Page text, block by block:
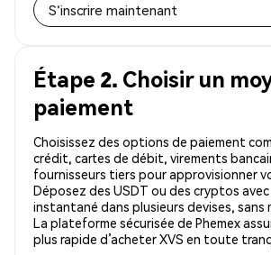
S'inscrire maintenant
Étape 2. Choisir un
paiement
Choisissez des options de paiement
crédit, cartes de débit, virements
fournisseurs tiers pour approvisionner
Déposez des USDT ou des cryptos
instantané dans plusieurs devises, sans
La plateforme sécurisée de Phemex
plus rapide d’acheter XVS en toute